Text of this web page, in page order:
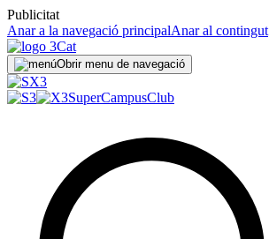
Publicitat
Anar a la navegació principalAnar al contingut
Obrir menu de navegació
SuperCampusClub